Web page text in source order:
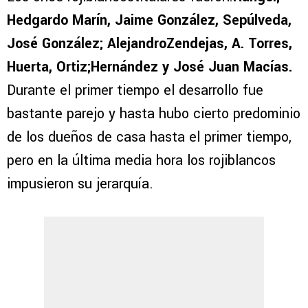
Hedgardo Marín, Jaime González, Sepúlveda,
José González; AlejandroZendejas, A. Torres,
Huerta, Ortiz;Hernández y José Juan Macías.
Durante el primer tiempo el desarrollo fue
bastante parejo y hasta hubo cierto predominio
de los dueños de casa hasta el primer tiempo,
pero en la última media hora los rojiblancos
impusieron su jerarquía.